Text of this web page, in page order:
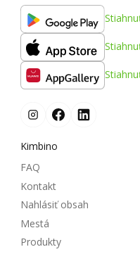
Kimbino
FAQ
Kontakt
Nahlásiť obsah
Mestá
Produkty